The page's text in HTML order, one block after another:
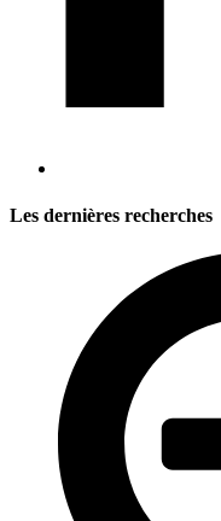
Les dernières recherches